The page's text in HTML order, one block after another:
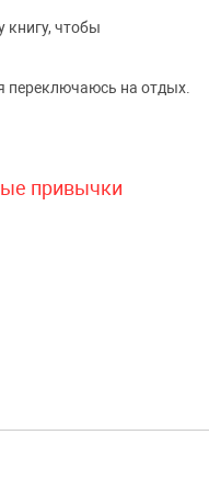
чтобы
переключаюсь на отдых.
привычки